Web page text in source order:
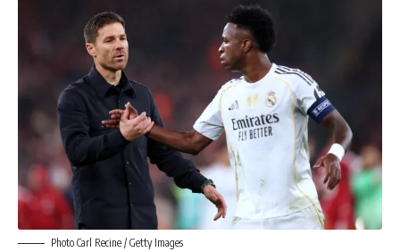
Photo Carl Recine / Getty Images